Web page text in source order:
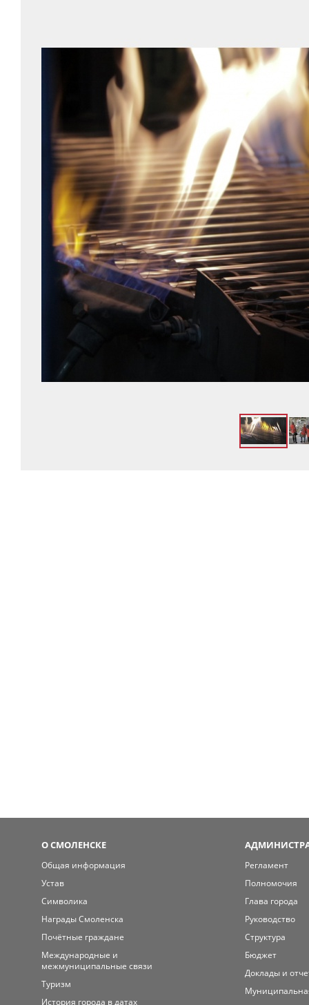
О СМОЛЕНСКЕ
Общая информация
Устав
Символика
Награды Смоленска
Почётные граждане
Международные и
межмуниципальные связи
Туризм
История города в датах
Регламент
Полномочия
Глава города
Руководство
Структура
Бюджет
Доклады и